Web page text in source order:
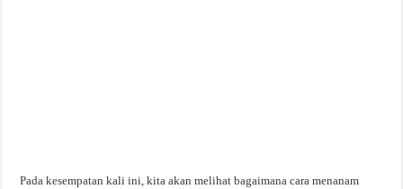
Pada kesempatan kali ini, kita akan melihat bagaimana cara menanam